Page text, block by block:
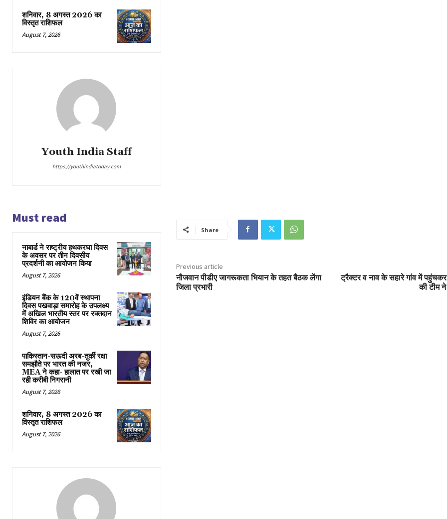
शनिवार, 8 अगस्त 2026 का
विस्तृत राशिफल
August 7, 2026
Youth India Staff
https://youthindiatoday.com
Must read
नाबार्ड ने राष्ट्रीय हथकरघा दिवस
के अवसर पर तीन दिवसीय
प्रदर्शनी का आयोजन किया
August 7, 2026
इंडियन बैंक के 120वें स्थापना
दिवस पखवाड़ा समारोह के उपलक्ष्य
में अखिल भारतीय स्तर पर रक्तदान
शिविर का आयोजन
August 7, 2026
पाकिस्तान-सऊदी अरब-तुर्की रक्षा
समझौते पर भारत की नजर,
MEA ने कहा- हालात पर रखी जा
रही करीबी निगरानी
August 7, 2026
शनिवार, 8 अगस्त 2026 का
विस्तृत राशिफल
August 7, 2026
Share
Previous article
नौजवान पीडीए जागरूकता भियान के तहत बैठक लेंगा
जिला प्रभारी
ट्रैक्टर व नाव के सहारे गांव में पहुंचकर
की टीम